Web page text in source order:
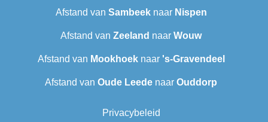
Afstand van Sambeeknaar Nispen
Afstand van Zeeland naar Wouw
Afstand van Mookhoeknaar 's-Gravendeel
Afstand van Oude Leede naar Ouddorp
Privacybeleid